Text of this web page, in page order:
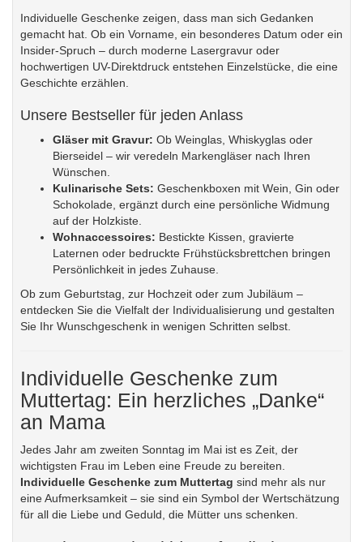
Individuelle Geschenke zeigen, dass man sich Gedanken
gemacht hat. Ob ein Vorname, ein besonderes Datum oder ein
Insider-Spruch – durch moderne Lasergravur oder
hochwertigen UV-Direktdruck entstehen Einzelstücke, die eine
Geschichte erzählen.
Unsere Bestseller für jeden Anlass
Gläser mit Gravur: Ob Weinglas, Whiskyglas oder
Bierseidel – wir veredeln Markengläser nach Ihren
Wünschen.
Kulinarische Sets: Geschenkboxen mit Wein, Gin oder
Schokolade, ergänzt durch eine persönliche Widmung
auf der Holzkiste.
Wohnaccessoires: Bestickte Kissen, gravierte
Laternen oder bedruckte Frühstücksbrettchen bringen
Persönlichkeit in jedes Zuhause.
Ob zum Geburtstag, zur Hochzeit oder zum Jubiläum –
entdecken Sie die Vielfalt der Individualisierung und gestalten
Sie Ihr Wunschgeschenk in wenigen Schritten selbst.
Individuelle Geschenke zum
Muttertag: Ein herzliches „Danke“
an Mama
Jedes Jahr am zweiten Sonntag im Mai ist es Zeit, der
wichtigsten Frau im Leben eine Freude zu bereiten.
Individuelle Geschenke zum Muttertag sind mehr als nur
eine Aufmerksamkeit – sie sind ein Symbol der Wertschätzung
für all die Liebe und Geduld, die Mütter uns schenken.